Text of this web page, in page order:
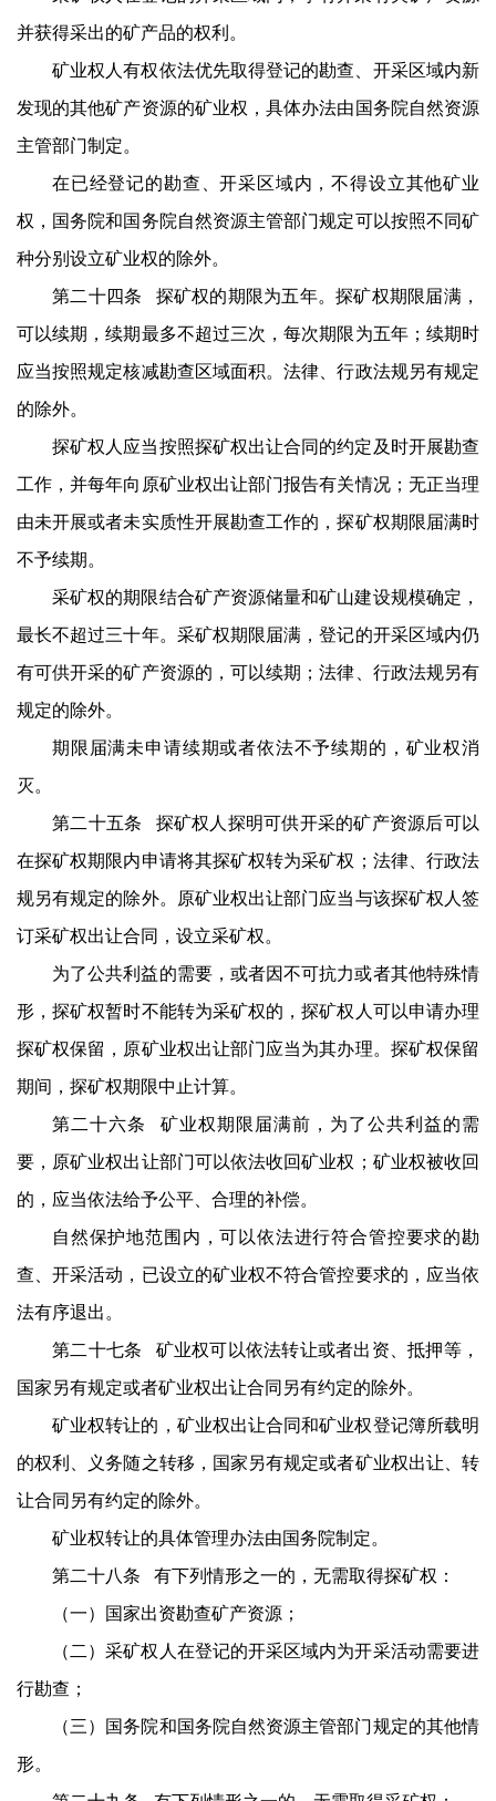
并获得采出的矿产品的权利。
矿业权人有权依法优先取得登记的勘查、开采区域内新
发现的其他矿产资源的矿业权，具体办法由国务院自然资源
主管部门制定。
在已经登记的勘查、开采区域内，不得设立其他矿业
权，国务院和国务院自然资源主管部门规定可以按照不同矿
种分别设立矿业权的除外。
第二十四条 探矿权的期限为五年。探矿权期限届满，
可以续期，续期最多不超过三次，每次期限为五年；续期时
应当按照规定核减勘查区域面积。法律、行政法规另有规定
的除外。
探矿权人应当按照探矿权出让合同的约定及时开展勘查
工作，并每年向原矿业权出让部门报告有关情况；无正当理
由未开展或者未实质性开展勘查工作的，探矿权期限届满时
不予续期。
采矿权的期限结合矿产资源储量和矿山建设规模确定，
最长不超过三十年。采矿权期限届满，登记的开采区域内仍
有可供开采的矿产资源的，可以续期；法律、行政法规另有
规定的除外。
期限届满未申请续期或者依法不予续期的，矿业权消
灭。
第二十五条 探矿权人探明可供开采的矿产资源后可以
在探矿权期限内申请将其探矿权转为采矿权；法律、行政法
规另有规定的除外。原矿业权出让部门应当与该探矿权人签
订采矿权出让合同，设立采矿权。
为了公共利益的需要，或者因不可抗力或者其他特殊情
形，探矿权暂时不能转为采矿权的，探矿权人可以申请办理
探矿权保留，原矿业权出让部门应当为其办理。探矿权保留
期间，探矿权期限中止计算。
第二十六条 矿业权期限届满前，为了公共利益的需
要，原矿业权出让部门可以依法收回矿业权；矿业权被收回
的，应当依法给予公平、合理的补偿。
自然保护地范围内，可以依法进行符合管控要求的勘
查、开采活动，已设立的矿业权不符合管控要求的，应当依
法有序退出。
第二十七条 矿业权可以依法转让或者出资、抵押等，
国家另有规定或者矿业权出让合同另有约定的除外。
矿业权转让的，矿业权出让合同和矿业权登记簿所载明
的权利、义务随之转移，国家另有规定或者矿业权出让、转
让合同另有约定的除外。
矿业权转让的具体管理办法由国务院制定。
第二十八条 有下列情形之一的，无需取得探矿权：
（一）国家出资勘查矿产资源；
（二）采矿权人在登记的开采区域内为开采活动需要进
行勘查；
（三）国务院和国务院自然资源主管部门规定的其他情
形。